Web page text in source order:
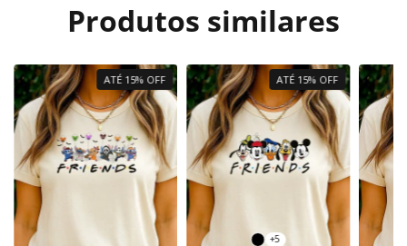
Produtos similares
ATÉ 15% OFF ATÉ 15% OFF
+5